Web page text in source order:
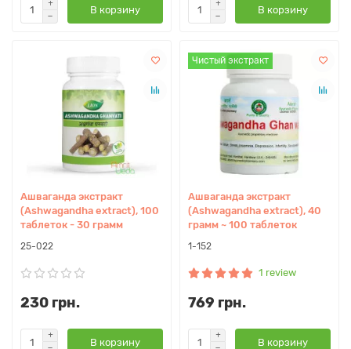
В корзину В корзину
Ашваганда экстракт
(Ashwagandha extract), 100
таблеток - 30 грамм
25-022
230 грн.
В корзину
Чистый экстракт
Ашваганда экстракт
(Ashwagandha extract), 40
грамм ~ 100 таблеток
1-152
1 review
769 грн.
В корзину